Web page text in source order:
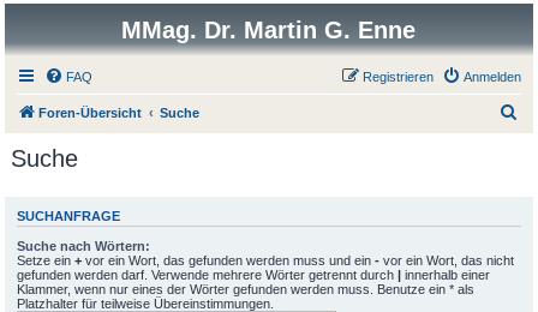
MMag. Dr. Martin G. Enne
FAQ Anmelden
Registrieren
Foren-Übersicht Suche
e
Suche
SUCHANFRAGE
Suche nach Wörtern:
Setze ein+ vor ein Wort, das gefunden werden muss und ein- vor ein Wort, das nicht
gefunden werden darf. Verwende mehrere Wörter getrennt durch| innerhalb einer
Klammer, wenn nur eines der Wörter gefunden werden muss. Benutze ein * als
Platzhalter für teilweise Übereinstimmungen.